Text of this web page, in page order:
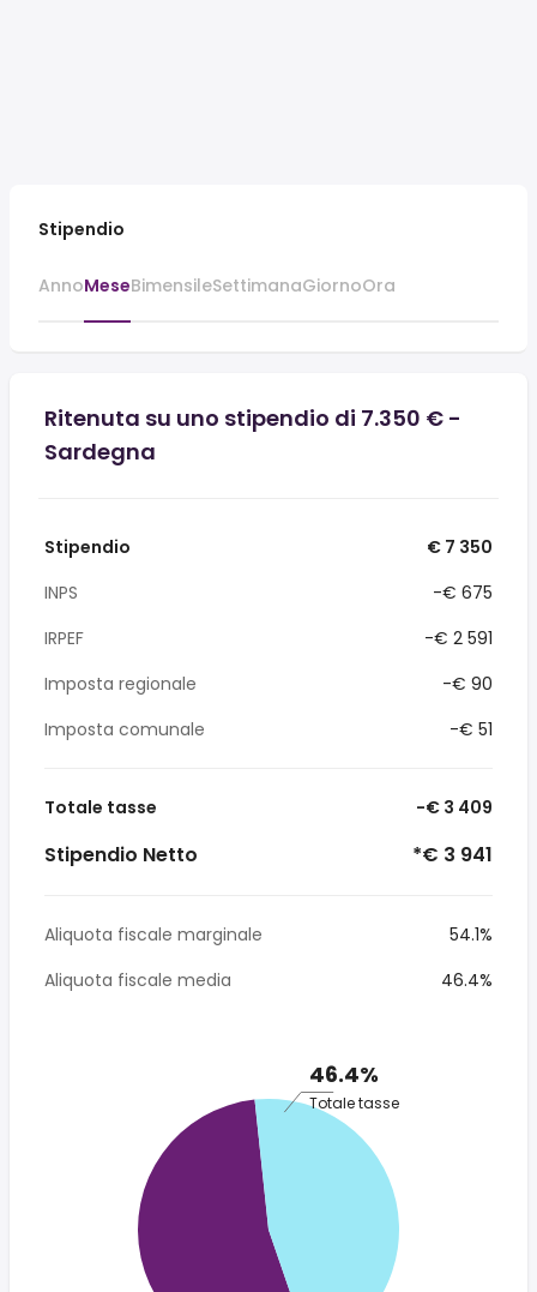
Stipendio
AnnoMeseBimensileSettimanaGiornoOra
Ritenuta su uno stipendio di 7.350 € -
Sardegna
Stipendio
€ 7 350
INPS
-€ 675
IRPEF
-€ 2 591
Imposta regionale
-€ 90
Imposta comunale
-€ 51
Totale tasse -€ 3 409
Stipendio Netto *€ 3 941
Aliquota fiscale marginale
54.1%
Aliquota fiscale media
46.4%
46.4%
Totale tasse